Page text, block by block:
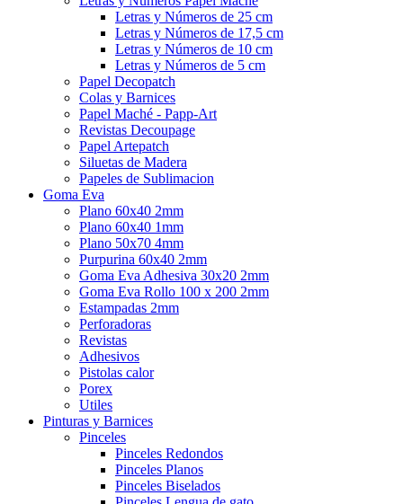
Letras y Números de 25 cm
Letras y Números de 17,5 cm
Letras y Números de 10 cm
Letras y Números de 5 cm
Papel Decopatch
Colas y Barnices
Papel Maché - Papp-Art
Revistas Decoupage
Papel Artepatch
Siluetas de Madera
Papeles de Sublimacion
Goma Eva
Plano 60x40 2mm
Plano 60x40 1mm
Plano 50x70 4mm
Purpurina 60x40 2mm
Goma Eva Adhesiva 30x20 2mm
Goma Eva Rollo 100 x 200 2mm
Estampadas 2mm
Perforadoras
Revistas
Adhesivos
Pistolas calor
Porex
Utiles
Pinturas y Barnices
Pinceles
Pinceles Redondos
Pinceles Planos
Pinceles Biselados